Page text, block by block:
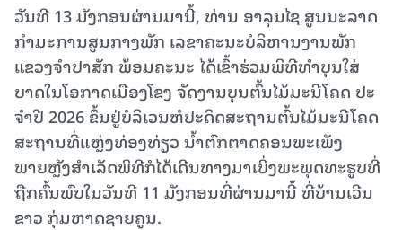
ວັນທີ 13 ມັງກອນຜ່ານມານີ້, ທ່ານ ອາລຸນໄຊ​ ສູນນະລາດ​
ກຳມະການ​ສູນກາງ​ພັກ​ ເລຂາຄະນະບໍລິຫານ​ງານ​ພັກ​
ແຂວງຈໍາປາສັກ​ ພ້ອມຄະນະ ໄດ້ເຂົ້າຮ່ວມພິທີທໍາບຸນໃສ່
ບາດໃນໂອກາດເມືອງໂຂງ ຈັດງານບຸນຕົ້ນໄມ້ມະນີໂຄດ ປະ
ຈໍາປີ​ 2026​ ຂຶ້ນຢູ່ບໍລິເວນຫໍປະດິດສະຖານຕົ້ນໄມ້ມະນີໂຄດ
ສະຖານທີ່ແຫຼ່ງທ່ອງທ່ຽວ ນໍ້າຕົກຕາດຄອນພະເພັງ
ພາຍຫຼັງສຳເລັດພິທີກໍໄດ້ເດີນທາງມາເບິ່ງພະພຸດທະຮູບທີ່
ຖືກຄົ້ນພົບໃນວັນທີ 11 ມັງກອນທີ່ຜ່ານມານີ້ ທີ່ບ້ານເວີນ
ຂາວ ກຸ່ມຫາດຊາຍຄູນ.